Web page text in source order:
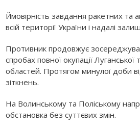
Ймовірність завдання ракетних та
всій території України і надалі
Противник продовжує
спробах повної окупації
областей. Протягом минулої доби
зіткнень.
На Волинському та Поліському
обстановка без суттєвих змін.